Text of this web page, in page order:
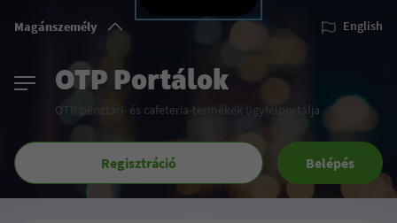
Magánszemély English
OTP Portálok
OTP pénztári- és cafeteria-termékek ügyfélportálja
Regisztráció Belépés